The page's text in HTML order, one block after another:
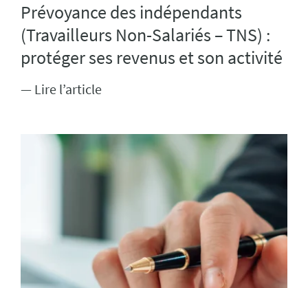
Prévoyance des indépendants
(Travailleurs Non-Salariés – TNS) :
protéger ses revenus et son activité
— Lire l’article